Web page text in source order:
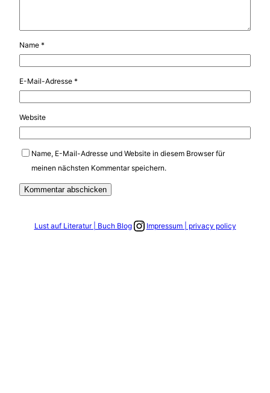
Name *
E-Mail-Adresse *
Website
Name, E-Mail-Adresse und Website in diesem Browser für
meinen nächsten Kommentar speichern.
Lust auf Literatur | Buch BlogLink zum Instagram Account
Impressum | privacy policy